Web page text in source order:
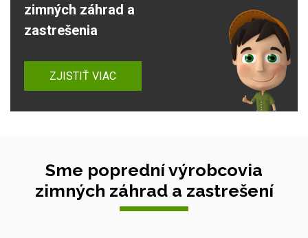
zimných záhrad a
zastrešenia
ZJISTIŤ VIAC
Sme poprední výrobcovia
zimných záhrad a zastrešení